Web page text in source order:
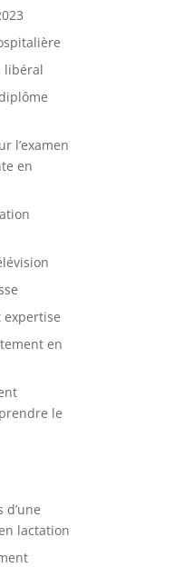
libéral
l’examen
en
expertise
en
le
d’une
lactation